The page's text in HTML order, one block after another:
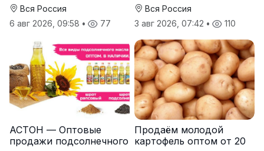
Вся Россия
6 авг 2026, 09:58 • 77
Вся Россия
3 авг 2026, 07:42 • 110
АСТОН — Оптовые
продажи подсолнечного
Продаём молодой
картофель оптом от 20